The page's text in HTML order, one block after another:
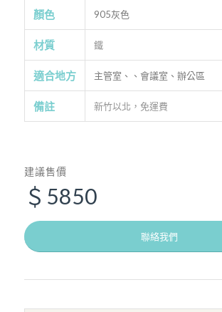
顏色 905灰色
材質 鐵
適合地方 主管室、、會議室、辦公區
備註 新竹以北，免運費
建議售價
＄5850
聯絡我們